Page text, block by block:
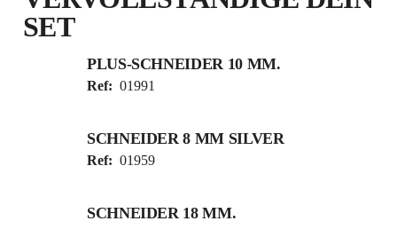
SET
PLUS-SCHNEIDER 10 MM.
Ref: 01991
SCHNEIDER 8 MM SILVER
Ref: 01959
SCHNEIDER 18 MM.